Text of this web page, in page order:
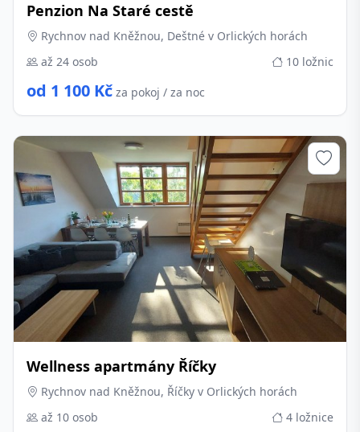
Penzion Na Staré cestě
Rychnov nad Kněžnou, Deštné v Orlických horách
až 24 osob
10 ložnic
od 1 100 Kč za pokoj / za noc
Wellness apartmány Říčky
Rychnov nad Kněžnou, Říčky v Orlických horách
až 10 osob
4 ložnice